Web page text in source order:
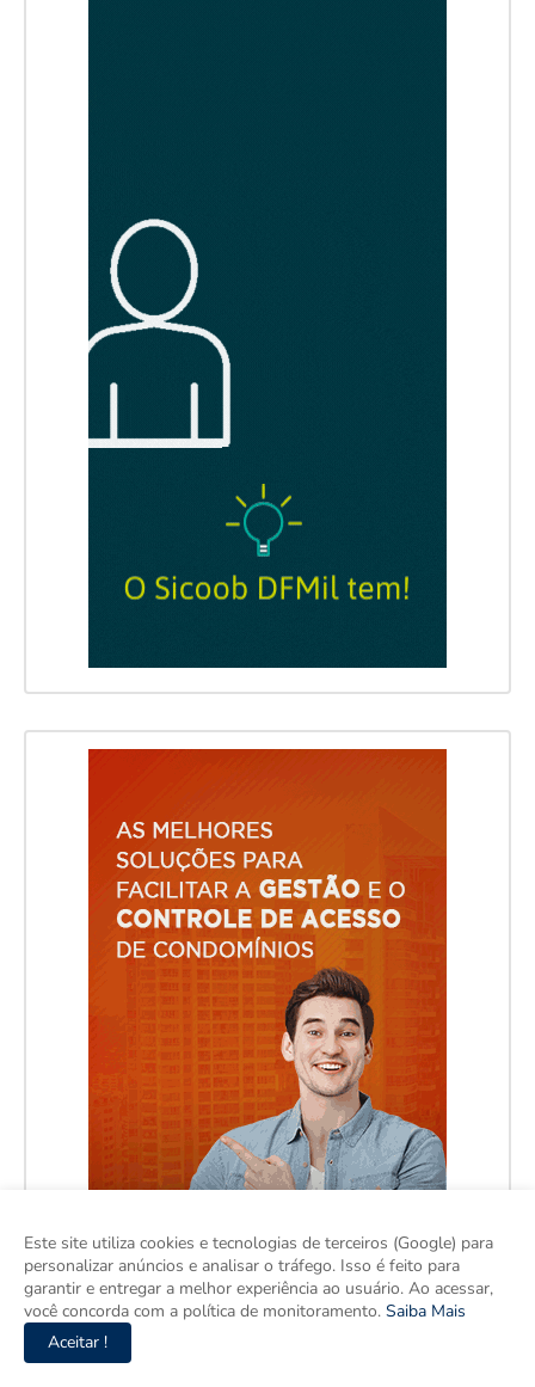
Este site utiliza cookies e tecnologias de terceiros (Google) para
personalizar anúncios e analisar o tráfego. Isso é feito para
garantir e entregar a melhor experiência ao usuário. Ao acessar,
você concorda com a política de monitoramento. Saiba Mais
Aceitar !